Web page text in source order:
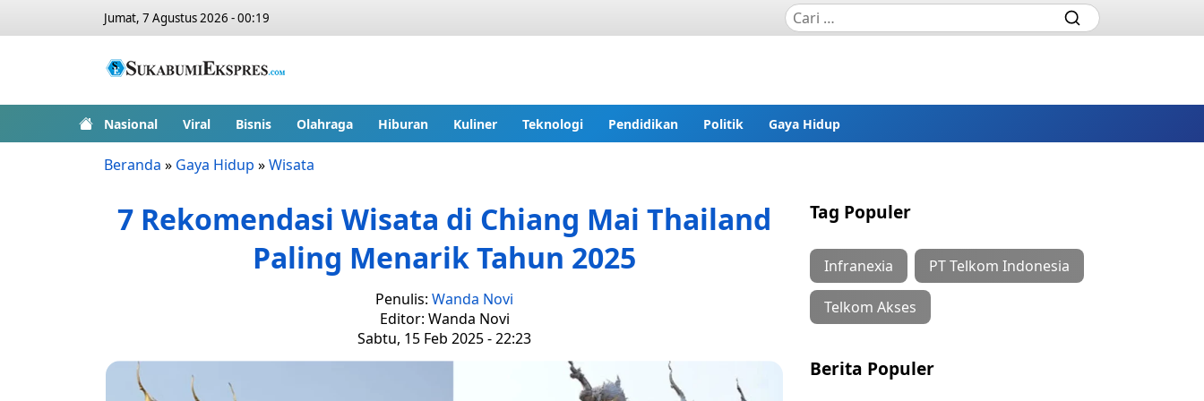
Jumat, 7 Agustus 2026 - 00:19
Nasional Viral Bisnis Olahraga Hiburan Kuliner Teknologi Pendidikan Politik Gaya Hidup
Beranda » Gaya Hidup »Wisata
7 Rekomendasi Wisata di Chiang Mai Thailand
Paling Menarik Tahun 2025
Penulis: Wanda Novi
Editor: Wanda Novi
Sabtu, 15 Feb 2025 - 22:23
Tag Populer
Infranexia PT Telkom Indonesia
Telkom Akses
Berita Populer